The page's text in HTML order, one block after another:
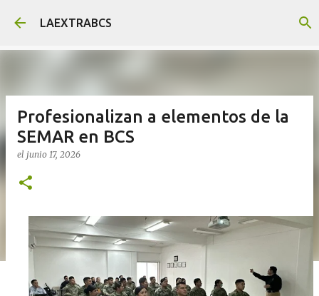
Ir al contenido principal
LAEXTRABCS
Profesionalizan a elementos de la
SEMAR en BCS
el junio 17, 2026